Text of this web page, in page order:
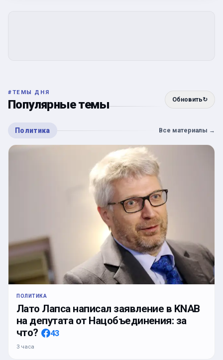
#ТЕМЫ ДНЯ
Популярные темы Обновить↻
Политика Все материалы →
ПОЛИТИКА
Лато Лапса написал заявление в KNAB
на депутата от Нацобъединения: за
что?
43
3 часа